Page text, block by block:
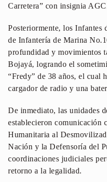
Carretera” con insignia
Posteriormente, los
de Infantería de Marina
profundidad y movimientos
Bojayá, logrando el
“Fredy” de 38 años, el cual
cargador de radio y una
De inmediato, las unidades
establecieron comunicación
Humanitaria al
Nación y la Defensoría del
coordinaciones judiciales
retorno a la legalidad.